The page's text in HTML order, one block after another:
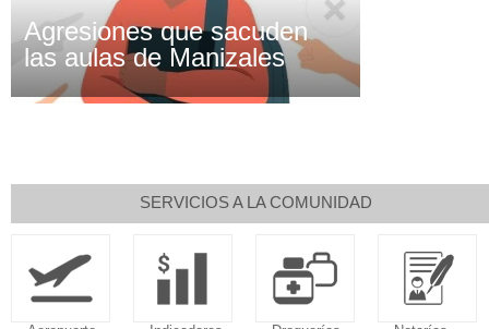
Agresiones que sacuden
las aulas de Manizales
SERVICIOS A LA COMUNIDAD